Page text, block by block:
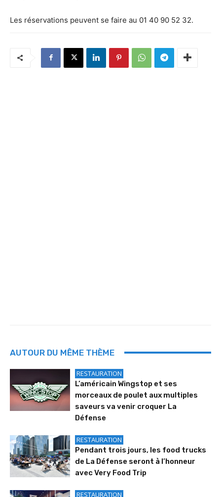
Les réservations peuvent se faire au 01 40 90 52 32.
AUTOUR DU MÊME THÈME
RESTAURATION
L’américain Wingstop et ses
morceaux de poulet aux multiples
saveurs va venir croquer La
Défense
RESTAURATION
Pendant trois jours, les food trucks
de La Défense seront à l’honneur
avec Very Food Trip
RESTAURATION